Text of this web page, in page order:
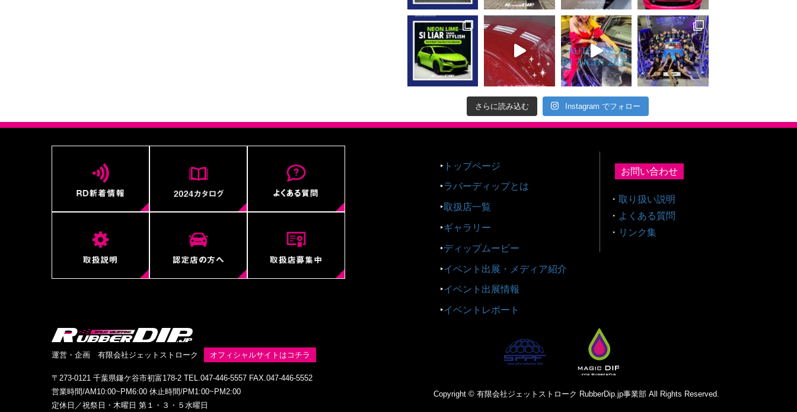
さらに読み込む Instagram でフォロー
‣ トップページ
‣ラバーディップとは
‣取扱店一覧
‣ギャラリー
‣ディップムービー
‣イベント出展・メディア紹介
‣イベント出展情報
‣イベントレポート
お問い合わせ
・ 取り扱い説明
・ よくある質問
・ リンク集
運営・企画 有限会社ジェットストローク オフィシャルサイトはコチラ
〒273-0121 千葉県鎌ケ谷市初富178-2 TEL.047-446-5557 FAX.047-446-5552
営業時間/AM10:00~PM6:00 休止時間/PM1:00~PM2:00
定休日／祝祭日・木曜日 第１・３・５水曜日
Copyright © 有限会社ジェットストローク RubberDip.jp事業部 All Rights Reserved.